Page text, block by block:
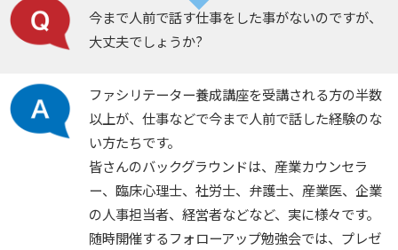
今まで人前で話す仕事をした事がないのですが、
大丈夫でしょうか?
ファシリテーター養成講座を受講される方の半数
以上が、仕事などで今まで人前で話した経験のな
い方たちです。
皆さんのバックグラウンドは、産業カウンセラ
ー、臨床心理士、社労士、弁護士、産業医、企業
の人事担当者、経営者などなど、実に様々です。
随時開催するフォローアップ勉強会では、プレゼ